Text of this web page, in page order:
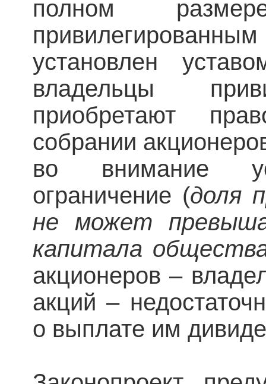
полном
установлен
владельцы
приобретают
собрании
во внимание
ограничение (доля
не может
капитала
акционеров –
акций –
о выплате им